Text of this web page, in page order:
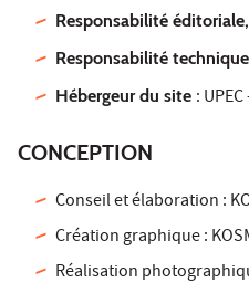
Responsabilité
Responsabilité technique
Hébergeur du site :
CONCEPTION
Conseil et élaboration :
Création graphique :
Réalisation